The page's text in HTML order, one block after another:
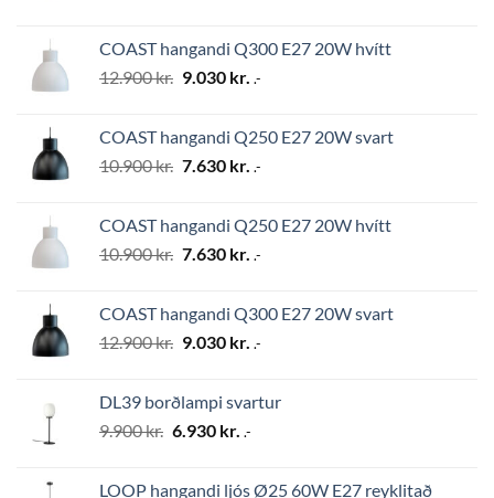
24.500 kr..17.150 kr..
COAST hangandi Q300 E27 20W hvítt
12.900kr. Original
12.900 kr..
9.030 kr. Current
9.030 kr..
.-
COAST hangandi Q250 E27 20W svart
10.900kr. Original
10.900 kr..
7.630 kr. Current
7.630 kr..
.-
COAST hangandi Q250 E27 20W hvítt
10.900kr. Original
10.900 kr..
7.630 kr. Current
7.630 kr..
.-
COAST hangandi Q300 E27 20W svart
12.900kr. Original
12.900 kr..
9.030 kr. Current
9.030 kr..
.-
DL39 borðlampi svartur
9.900kr. Original
6.930 kr. Current
.-
LOOP hangandi ljós Ø25 60W E27 reyklitað